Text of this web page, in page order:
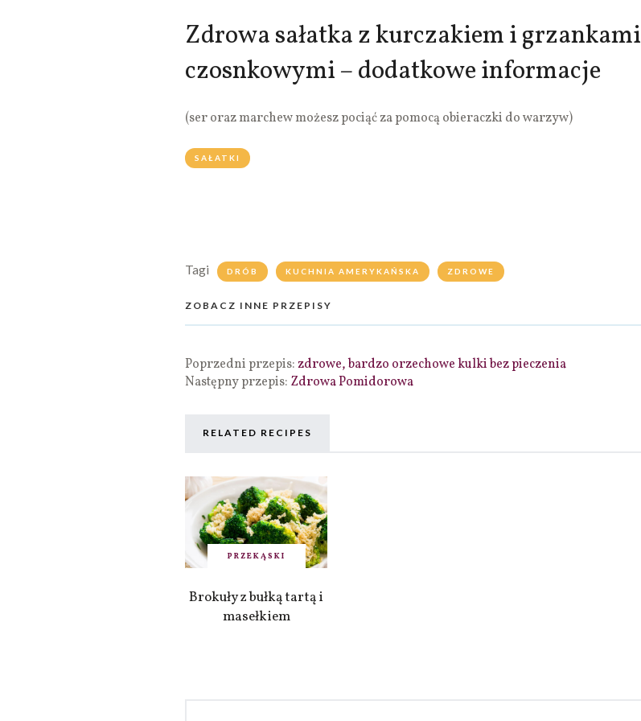
Zdrowa sałatka z kurczakiem i grzankami
czosnkowymi – dodatkowe informacje
(ser oraz marchew możesz pociąć za pomocą obieraczki do warzyw)
SAŁATKI
Tagi DRÓB KUCHNIA AMERYKAŃSKA ZDROWE
ZOBACZ INNE PRZEPISY
Poprzedni przepis:zdrowe, bardzo orzechowe kulki bez pieczenia
Następny przepis: Zdrowa Pomidorowa
RELATED RECIPES
PRZEKĄSKI
Brokuły z bułką tartą i
masełkiem